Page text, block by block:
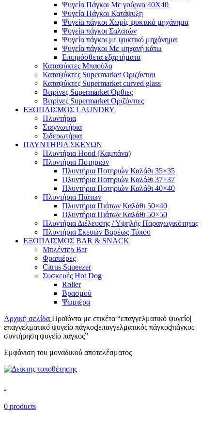
Ψυγεία Πάγκοι Με γούρνα 40Χ40
Ψυγεία Πάγκοι Κατάψυξη
Ψυγεία πάγκοι Χωρίς ψυκτικό μηχάνημα
Ψυγεία πάγκοι Σαλατών
Ψυγεία πάγκοι με ψυκτικό μηχάνημα
Ψυγεία πάγκοι Με μηχανή κάτω
Επιπρόσθετα εξαρτήματα
Καταψύκτες Μπαούλα
Καταψύκτες Supermarket Οριζόντιοι
Καταψύκτες Supermarket curved glass
Βιτρίνες Supermarket Όρθιες
Βιτρίνες Supermarket Οριζόντιες
ΕΞΟΠΛΙΣΜΟΣ LAUNDRY
Πλυντήρια
Στεγνωτήρια
Σιδερωτήρια
ΠΛΥΝΤΗΡΙΑ ΣΚΕΥΩΝ
Πλυντήρια Hood (Καμπάνα)
Πλυντήρια Ποτηριών
Πλυντήρια Ποτηριών Καλάθι 35×35
Πλυντήρια Ποτηριών Καλάθι 37×37
Πλυντήρια Ποτηριών Καλάθι 40×40
Πλυντήρια Πιάτων
Πλυντήρια Πιάτων Καλάθι 50×40
Πλυντήρια Πιάτων Καλάθι 50×50
Πλυντήρια Διέλευσης / Υψηλής Παραγωγικότητας
Πλυντήρια Σκευών Βαρέως Τύπου
ΕΞΟΠΛΙΣΜΟΣ BAR & SNACK
Μπλέντερ Bar
Φραπιέρες
Citrus Squeezer
Συσκευές Hot Dog
Roller
Βρασμού
Ψωμιέρα
Αρχική σελίδα Προϊόντα με ετικέτα “επαγγελματικό ψυγείο|
επαγγελματικό ψυγείο πάγκος|επαγγελματικός πάγκος|πάγκος
συντήρηση|ψυγείο πάγκος”
Εμφάνιση του μοναδικού αποτελέσματος
.
0 products